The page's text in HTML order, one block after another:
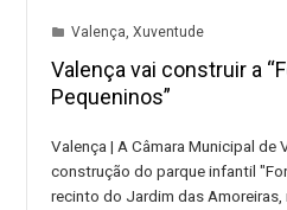
Valença,Xuventude
Valença vai construir a
Pequeninos”
Valença | A Câmara Municipal de
construção do parque infantil
recinto do Jardim das